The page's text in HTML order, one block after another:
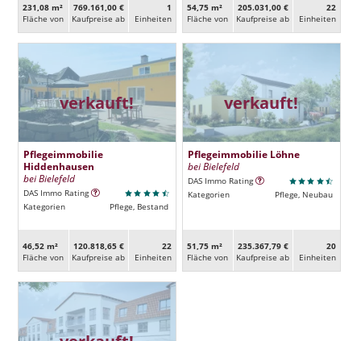
231,08 m²
Fläche von
769.161,00 €
Kaufpreise ab
1
Ein­heiten
54,75 m²
Fläche von
205.031,00 €
Kaufpreise ab
22
Ein­heiten
verkauft!
Pflegeimmobilie
Hiddenhausen
bei Bielefeld
DAS Immo Rating
Kategorien
Pflege, Bestand
46,52 m²
Fläche von
120.818,65 €
Kaufpreise ab
22
Ein­heiten
verkauft!
Pflegeimmobilie Löhne
bei Bielefeld
DAS Immo Rating
Kategorien
Pflege, Neubau
51,75 m²
Fläche von
235.367,79 €
Kaufpreise ab
20
Ein­heiten